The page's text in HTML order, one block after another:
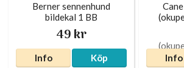
Berner sennenhund
bildekal 1 BB
49 kr
Info Köp Info